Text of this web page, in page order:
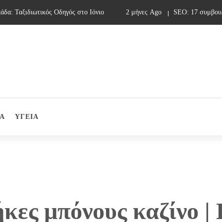
Ταξιδιωτικός Οδηγός στο Ιόνιο 2 μήνες Ago SEO: 17
ΥΓΕΙΑ
μπόνους καζίνο